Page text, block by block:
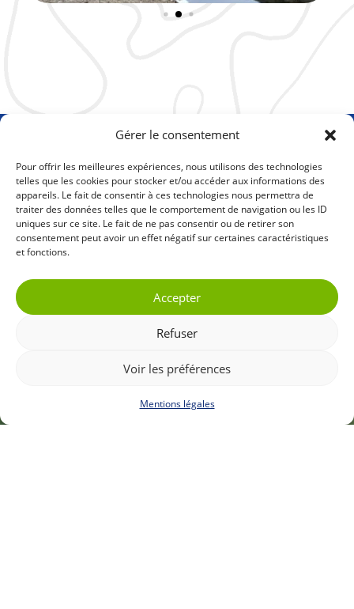
Gérer le consentement
Pour offrir les meilleures expériences, nous utilisons des technologies
telles que les cookies pour stocker et/ou accéder aux informations des
appareils. Le fait de consentir à ces technologies nous permettra de
traiter des données telles que le comportement de navigation ou les ID
uniques sur ce site. Le fait de ne pas consentir ou de retirer son
consentement peut avoir un effet négatif sur certaines caractéristiques
et fonctions.
Accepter
Refuser
Voir les préférences
Mentions légales
Nous soutenir
Bâtiment Le Prieuré